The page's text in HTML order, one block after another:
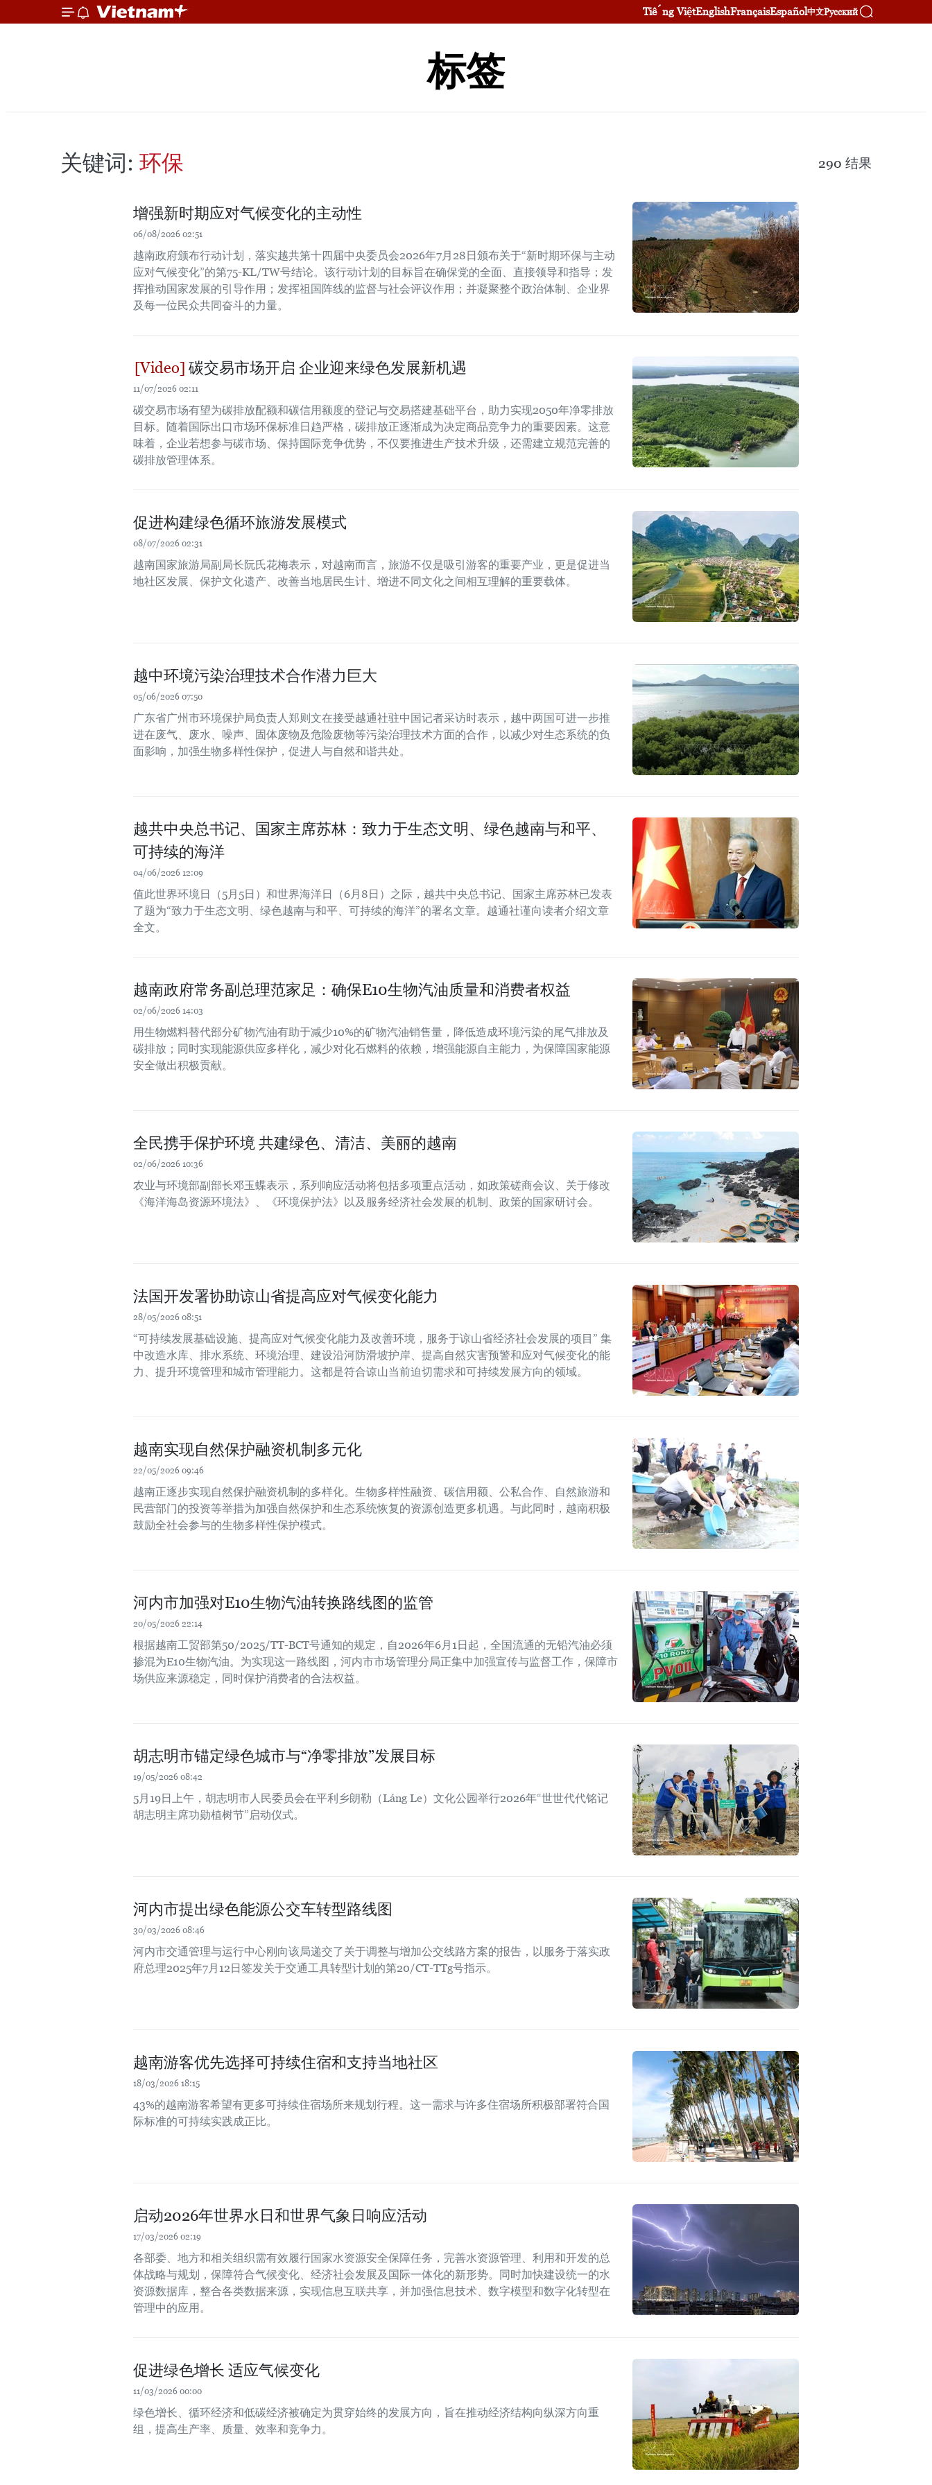
Tiếng ViệtEnglishFrançaisEspañol中文Русский
标签
关键词: 环保 290 结果
增强新时期应对气候变化的主动性
06/08/2026 02:51
越南政府颁布行动计划，落实越共第十四届中央委员会2026年7月28日颁布关于“新时期环保与主动
应对气候变化”的第75-KL/TW号结论。该行动计划的目标旨在确保党的全面、直接领导和指导；发
挥推动国家发展的引导作用；发挥祖国阵线的监督与社会评议作用；并凝聚整个政治体制、企业界
及每一位民众共同奋斗的力量。
碳交易市场开启 企业迎来绿色发展新机遇
11/07/2026 02:11
碳交易市场有望为碳排放配额和碳信用额度的登记与交易搭建基础平台，助力实现2050年净零排放
目标。随着国际出口市场环保标准日趋严格，碳排放正逐渐成为决定商品竞争力的重要因素。这意
味着，企业若想参与碳市场、保持国际竞争优势，不仅要推进生产技术升级，还需建立规范完善的
碳排放管理体系。
促进构建绿色循环旅游发展模式
08/07/2026 02:31
越南国家旅游局副局长阮氏花梅表示，对越南而言，旅游不仅是吸引游客的重要产业，更是促进当
地社区发展、保护文化遗产、改善当地居民生计、增进不同文化之间相互理解的重要载体。
越中环境污染治理技术合作潜力巨大
05/06/2026 07:50
广东省广州市环境保护局负责人郑则文在接受越通社驻中国记者采访时表示，越中两国可进一步推
进在废气、废水、噪声、固体废物及危险废物等污染治理技术方面的合作，以减少对生态系统的负
面影响，加强生物多样性保护，促进人与自然和谐共处。
越共中央总书记、国家主席苏林：致力于生态文明、绿色越南与和平、
可持续的海洋
04/06/2026 12:09
值此世界环境日（5月5日）和世界海洋日（6月8日）之际，越共中央总书记、国家主席苏林已发表
了题为“致力于生态文明、绿色越南与和平、可持续的海洋”的署名文章。越通社谨向读者介绍文章
全文。
越南政府常务副总理范家足：确保E10生物汽油质量和消费者权益
02/06/2026 14:03
用生物燃料替代部分矿物汽油有助于减少10%的矿物汽油销售量，降低造成环境污染的尾气排放及
碳排放；同时实现能源供应多样化，减少对化石燃料的依赖，增强能源自主能力，为保障国家能源
安全做出积极贡献。
全民携手保护环境 共建绿色、清洁、美丽的越南
02/06/2026 10:36
农业与环境部副部长邓玉蝶表示，系列响应活动将包括多项重点活动，如政策磋商会议、关于修改
《海洋海岛资源环境法》、《环境保护法》以及服务经济社会发展的机制、政策的国家研讨会。
法国开发署协助谅山省提高应对气候变化能力
28/05/2026 08:51
“可持续发展基础设施、提高应对气候变化能力及改善环境，服务于谅山省经济社会发展的项目” 集
中改造水库、排水系统、环境治理、建设沿河防滑坡护岸、提高自然灾害预警和应对气候变化的能
力、提升环境管理和城市管理能力。这都是符合谅山当前迫切需求和可持续发展方向的领域。
越南实现自然保护融资机制多元化
22/05/2026 09:46
越南正逐步实现自然保护融资机制的多样化。生物多样性融资、碳信用额、公私合作、自然旅游和
民营部门的投资等举措为加强自然保护和生态系统恢复的资源创造更多机遇。与此同时，越南积极
鼓励全社会参与的生物多样性保护模式。
河内市加强对E10生物汽油转换路线图的监管
20/05/2026 22:14
根据越南工贸部第50/2025/TT-BCT号通知的规定，自2026年6月1日起，全国流通的无铅汽油必须
掺混为E10生物汽油。为实现这一路线图，河内市市场管理分局正集中加强宣传与监督工作，保障市
场供应来源稳定，同时保护消费者的合法权益。
胡志明市锚定绿色城市与“净零排放”发展目标
19/05/2026 08:42
5月19日上午，胡志明市人民委员会在平利乡朗勒（Láng Le）文化公园举行2026年“世世代代铭记
胡志明主席功勋植树节”启动仪式。
河内市提出绿色能源公交车转型路线图
30/03/2026 08:46
河内市交通管理与运行中心刚向该局递交了关于调整与增加公交线路方案的报告，以服务于落实政
府总理2025年7月12日签发关于交通工具转型计划的第20/CT-TTg号指示。
越南游客优先选择可持续住宿和支持当地社区
18/03/2026 18:15
43%的越南游客希望有更多可持续住宿场所来规划行程。这一需求与许多住宿场所积极部署符合国
际标准的可持续实践成正比。
启动2026年世界水日和世界气象日响应活动
17/03/2026 02:19
各部委、地方和相关组织需有效履行国家水资源安全保障任务，完善水资源管理、利用和开发的总
体战略与规划，保障符合气候变化、经济社会发展及国际一体化的新形势。同时加快建设统一的水
资源数据库，整合各类数据来源，实现信息互联共享，并加强信息技术、数字模型和数字化转型在
管理中的应用。
促进绿色增长 适应气候变化
11/03/2026 00:00
绿色增长、循环经济和低碳经济被确定为贯穿始终的发展方向，旨在推动经济结构向纵深方向重
组，提高生产率、质量、效率和竞争力。